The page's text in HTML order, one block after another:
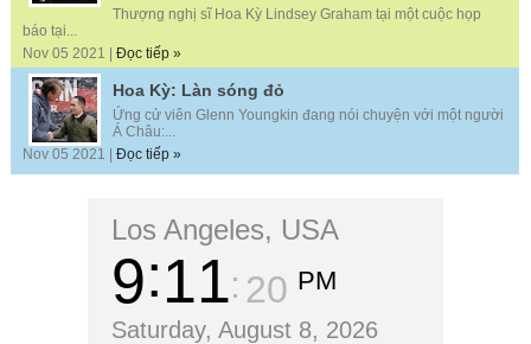
Thượng nghị sĩ Hoa Kỳ Lindsey Graham tại một cuộc họp
báo tại...
Nov 05 2021 | Đọc tiếp »
Hoa Kỳ: Làn sóng đỏ
Ứng cử viên Glenn Youngkin đang nói chuyện với một người
Á Châu:...
Nov 05 2021 | Đọc tiếp »
Los Angeles, USA
9 11 21 PM
Saturday, August 8, 2026